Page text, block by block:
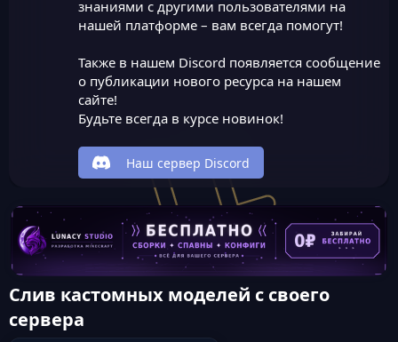
знаниями с другими пользователями на
нашей платформе – вам всегда помогут!
Также в нашем Discord появляется сообщение
о публикации нового ресурса на нашем
сайте!
Будьте всегда в курсе новинок!
Наш сервер Discord
Слив кастомных моделей с своего
сервера